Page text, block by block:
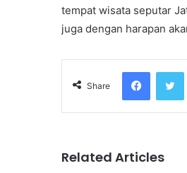
tempat wisata seputar
juga dengan harapan
Share
Related Articles